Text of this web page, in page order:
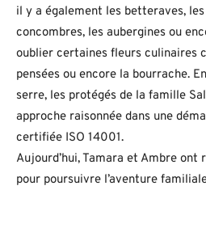
il y a également les betteraves,
concombres, les aubergines ou
oublier certaines fleurs culinaires
pensées ou encore la bourrache.
serre, les protégés de la famille
approche raisonnée dans une
certifiée ISO 14001.
Aujourd’hui, Tamara et Ambre
pour poursuivre l’aventure